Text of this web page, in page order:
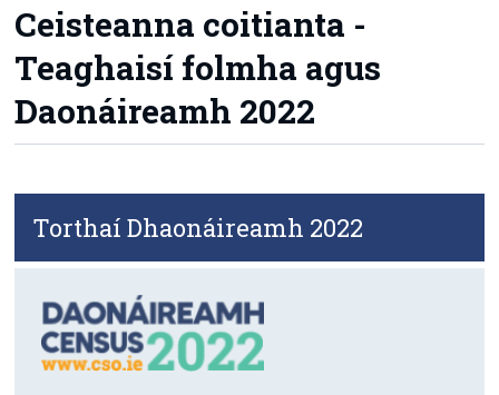
Modhanna
Suirbhéanna
Daonáireamh
Ceisteanna coitianta -
Teaghaisí folmha agus
Daonáireamh 2022
Torthaí Dhaonáireamh 2022